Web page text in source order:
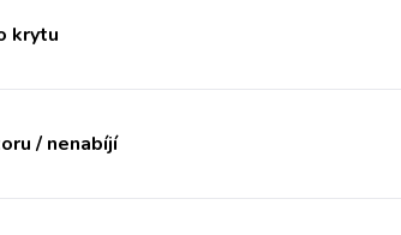
krytu
/ nenabíjí